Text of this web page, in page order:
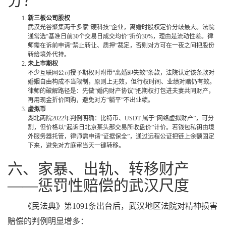
新三板公司股权
武汉光谷聚集两千多家“硬科技”企业，离婚时股权定价分歧最大。法院
通常选“基准日前30个交易日成交均价”折价30%，理由是流动性差。律
师需在诉前申请“禁止转让、质押”裁定，否则对方可在一夜之间把股份
转给境外代持。
未上市期权
不少互联网公司授予期权时附带“离婚即失效”条款，法院认定该条款对
婚姻自由构成不当限制，原则上无效，但行权时间、业绩对赌仍有效。
律师的破解路径是：先做“婚内财产协议”把期权打包进夫妻共同财产，
再用现金折价回购，避免对方“躺平”不出业绩。
虚拟币
湖北两院2022年判例明确：比特币、USDT 属于“网络虚拟财产”，可分
割，但价格以“起诉日北京某头部交易所收盘价”计价。若钱包私钥由境
外服务器托管，律师需申请“证据保全”，通过远程公证把链上余额固定
下来，避免对方庭审当天一键转移。
六、家暴、出轨、转移财产
——惩罚性赔偿的武汉尺度
《民法典》第1091条出台后，武汉地区法院对精神损害
赔偿的判例明显增多：